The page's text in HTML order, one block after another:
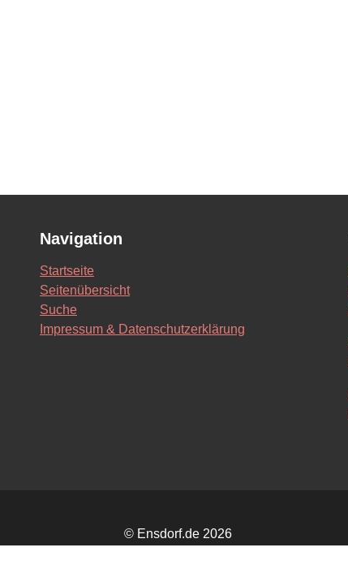
Navigation
Startseite
Seitenübersicht
Suche
Impressum & Datenschutzerklärung
© Ensdorf.de 2026